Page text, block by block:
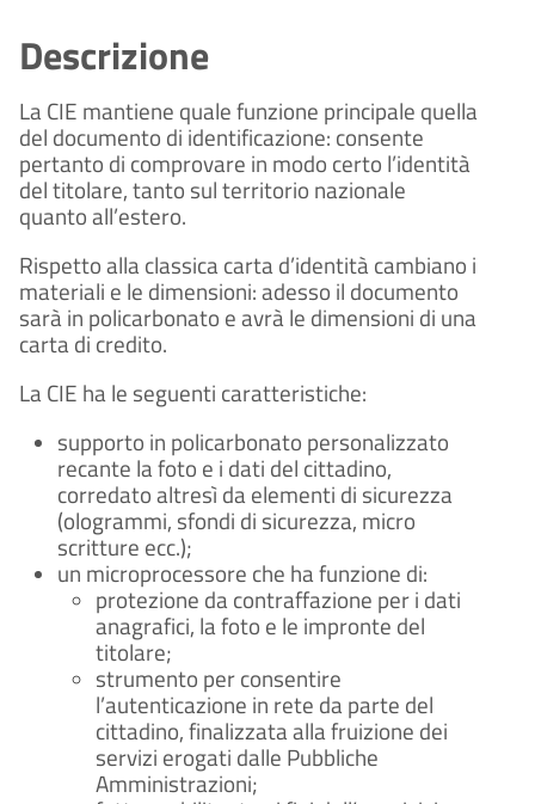
Descrizione
La CIE mantiene quale funzione principale quella
del documento di identificazione: consente
pertanto di comprovare in modo certo l’identità
del titolare, tanto sul territorio nazionale
quanto all’estero.
Rispetto alla classica carta d’identità cambiano i
materiali e le dimensioni: adesso il documento
sarà in policarbonato e avrà le dimensioni di una
carta di credito.
La CIE ha le seguenti caratteristiche:
supporto in policarbonato personalizzato
recante la foto e i dati del cittadino,
corredato altresì da elementi di sicurezza
(ologrammi, sfondi di sicurezza, micro
scritture ecc.);
un microprocessore che ha funzione di:
protezione da contraffazione per i dati
anagrafici, la foto e le impronte del
titolare;
strumento per consentire
l’autenticazione in rete da parte del
cittadino, finalizzata alla fruizione dei
servizi erogati dalle Pubbliche
Amministrazioni;